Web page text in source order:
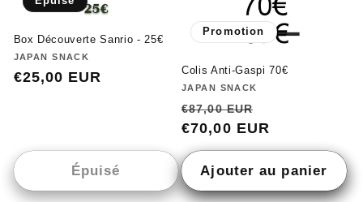
Box Découverte Sanrio - 25€
Fournisseur :
JAPAN SNACK
Prix
€25,00 EUR
Épuisé
Promotion
Colis Anti-Gaspi 70€
Fournisseur :
JAPAN SNACK
Prix
habituel
€87,00 EUR
€70,00 EUR
Ajouter au panier